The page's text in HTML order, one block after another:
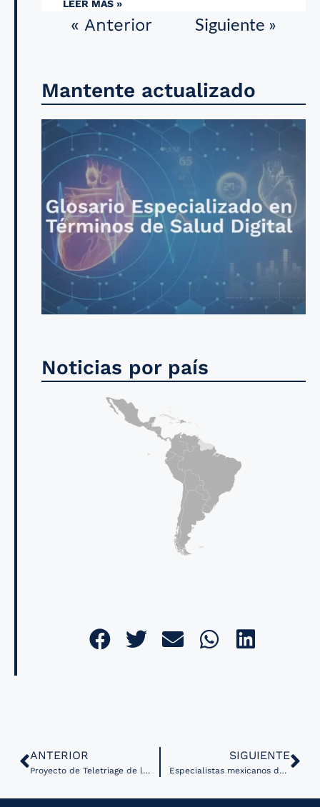
LEER MÁS »
« Anterior Siguiente »
Mantente actualizado
Noticias por país
ANTERIOR
Proyecto de Teletriage de la OPS en Chile recibió cerca de 100 mil solicitudes de atención en 2021
SIGUIENTE
Especialistas mexicanos desarrollan Inteligencia Artificial para la detección temprana de infartos